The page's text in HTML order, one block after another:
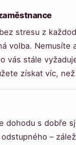
stresu z
volba.
vás stále
získat víc,
dohodu s dobře
–